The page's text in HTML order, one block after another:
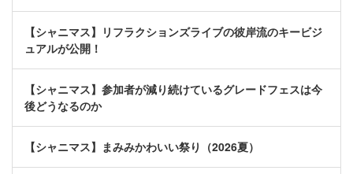
【シャニマス】リフラクションズライブの彼岸流のキービジ
ュアルが公開！
【シャニマス】参加者が減り続けているグレードフェスは今
後どうなるのか
【シャニマス】まみみかわいい祭り（2026夏）